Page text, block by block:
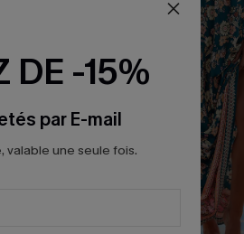
DE -15%
par E-mail
valable une seule fois.